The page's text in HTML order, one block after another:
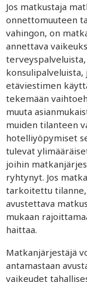
Jos matkustaja
onnettomuuteen
vahingon, on
annettava
etäviestimen
tekemään
muuta
muiden tilanteen
hotelliyöpymiset
tulevat
joihin
ryhtynyt. Jos
tarkoitettu tilanne,
avustettava
mukaan
haittaa.
Matkanjärjestäjä
antamastaan
vaikeudet